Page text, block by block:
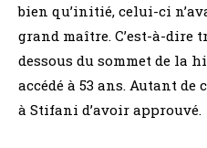
bien qu’initié, celui-ci
grand maître. C’est-à-dire
dessous du sommet de la
accédé à 53 ans. Autant de
à Stifani d’avoir approuvé.